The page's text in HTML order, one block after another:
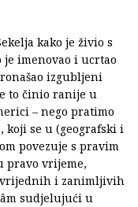
kako je živio s
imenovao i ucrtao
izgubljeni
to činio ranije u
– nego pratimo
koji se u (geografski i
povezuje s pravim
pravo vrijeme,
i zanimljivih
sudjelujući u